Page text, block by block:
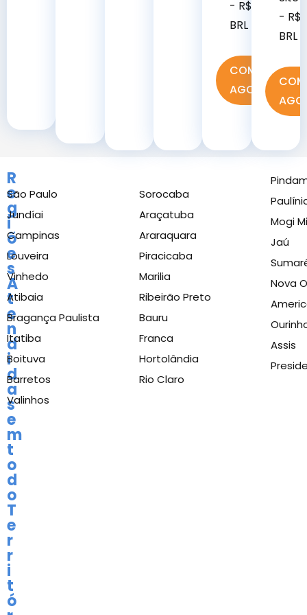
- R$ 500,00
BRL
COMPRAR
AGORA
- R$
BRL
R
e
g
i
õ
e
s
A
t
e
n
d
i
d
a
s
e
m
t
o
d
o
T
e
r
r
i
t
ó
São Paulo
Jundíai
Campinas
Louveira
Vinhedo
Atibaia
Bragança Paulista
Itatiba
Boituva
Barretos
Valinhos
Sorocaba
Araçatuba
Araraquara
Piracicaba
Marilia
Ribeirão Preto
Bauru
Franca
Hortolândia
Rio Claro
Mogi
Jaú
Nova
Assis